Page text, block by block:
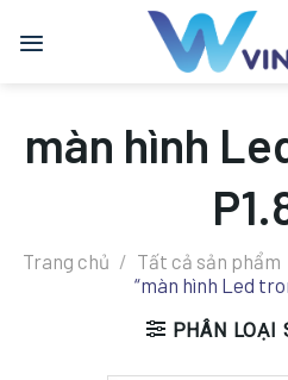
qua
màn hình
Trang chủ / Tất cả sản phẩm
“màn hình Led
PHÂN LOẠI